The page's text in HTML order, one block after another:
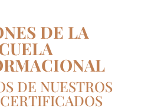
DE LA
DE NUESTROS